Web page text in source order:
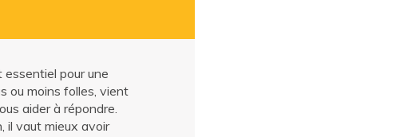
pour une
ou moins folles, vient
aider à répondre.
il vaut mieux avoir